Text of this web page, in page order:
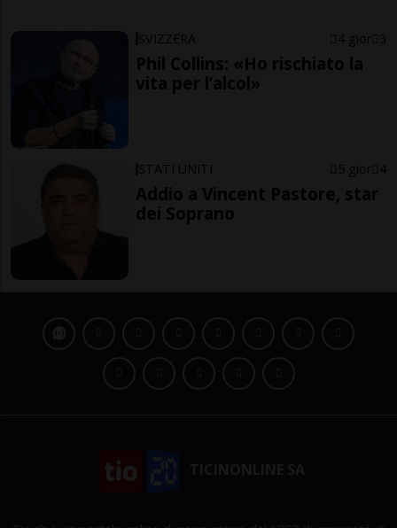
SVIZZERA 4 gior 3
Phil Collins: «Ho rischiato la
vita per l’alcol»
STATI UNITI 5 gior 4
Addio a Vincent Pastore, star
dei Soprano